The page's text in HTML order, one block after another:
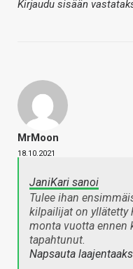
Kirjaudu sisään
MrMoon
18.10.2021
JaniKari sanoi
Tulee ihan
kilpailijat on yllätetty
monta vuotta ennen
tapahtunut.
Napsauta